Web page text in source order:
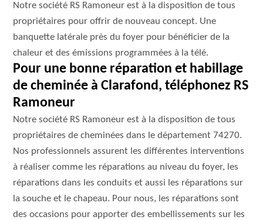
Notre société RS Ramoneur est à la disposition de tous
propriétaires pour offrir de nouveau concept. Une
banquette latérale près du foyer pour bénéficier de la
chaleur et des émissions programmées à la télé.
Pour une bonne réparation et habillage
de cheminée à Clarafond, téléphonez RS
Ramoneur
Notre société RS Ramoneur est à la disposition de tous
propriétaires de cheminées dans le département 74270.
Nos professionnels assurent les différentes interventions
à réaliser comme les réparations au niveau du foyer, les
réparations dans les conduits et aussi les réparations sur
la souche et le chapeau. Pour nous, les réparations sont
des occasions pour apporter des embellissements sur les